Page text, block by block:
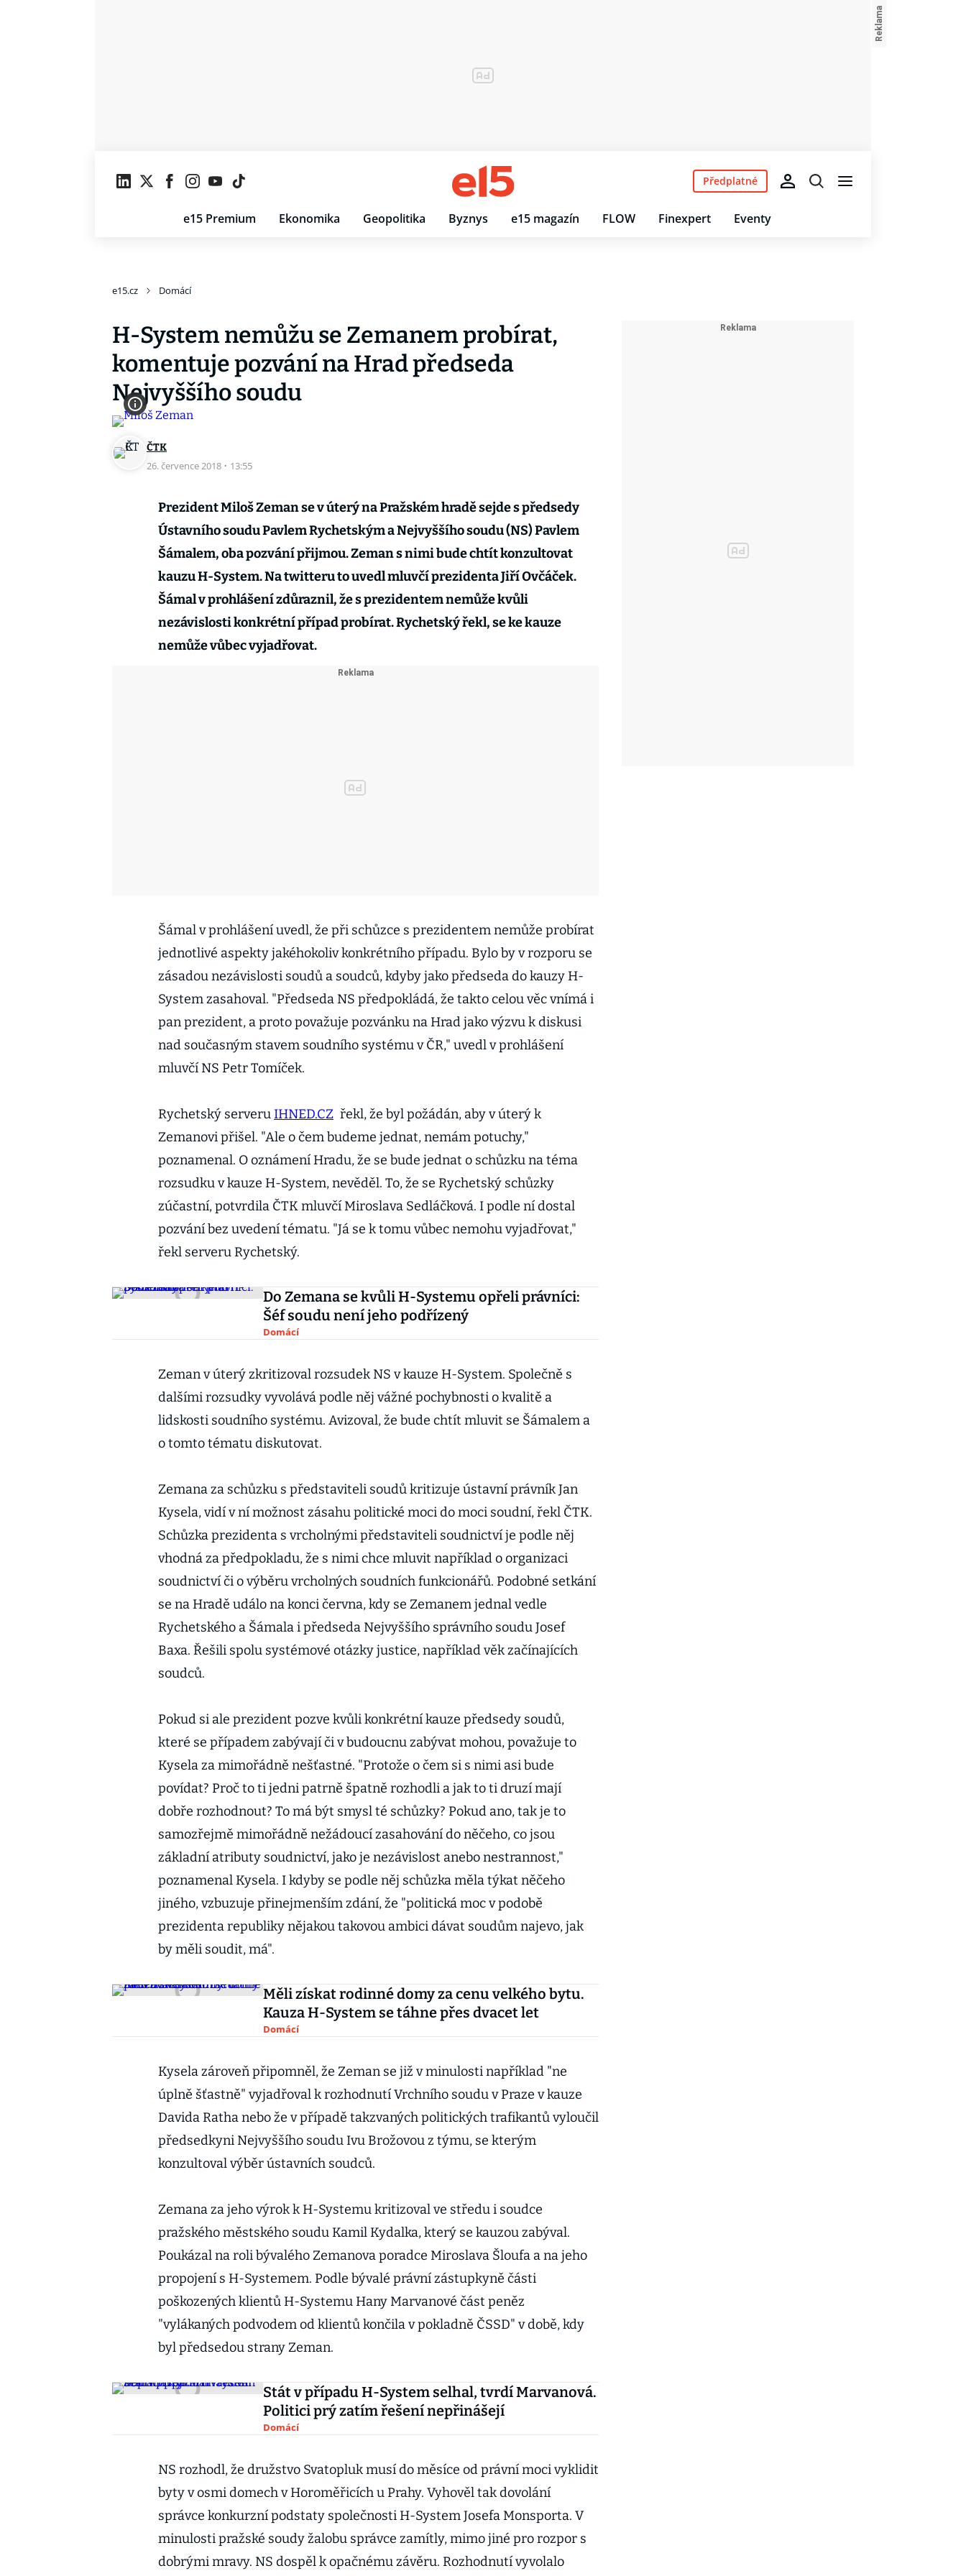
e15 Premium Ekonomika Geopolitika Byznys e15 magazín FLOW Finexpert Eventy
Předplatné
e15.cz Domácí
H-System nemůžu se Zemanem probírat,
komentuje pozvání na Hrad předseda
Nejvyššího soudu
ČTK
26. července 2018 · 13:55
Prezident Miloš Zeman se v úterý na Pražském hradě sejde s předsedy
Ústavního soudu Pavlem Rychetským a Nejvyššího soudu (NS) Pavlem
Šámalem, oba pozvání přijmou. Zeman s nimi bude chtít konzultovat
kauzu H-System. Na twitteru to uvedl mluvčí prezidenta Jiří Ovčáček.
Šámal v prohlášení zdůraznil, že s prezidentem nemůže kvůli
nezávislosti konkrétní případ probírat. Rychetský řekl, se ke kauze
nemůže vůbec vyjadřovat.
Šámal v prohlášení uvedl, že při schůzce s prezidentem nemůže probírat
jednotlivé aspekty jakéhokoliv konkrétního případu. Bylo by v rozporu se
zásadou nezávislosti soudů a soudců, kdyby jako předseda do kauzy H-
System zasahoval. "Předseda NS předpokládá, že takto celou věc vnímá i
pan prezident, a proto považuje pozvánku na Hrad jako výzvu k diskusi
nad současným stavem soudního systému v ČR," uvedl v prohlášení
mluvčí NS Petr Tomíček.
Rychetský serveruIHNED.CZ řekl, že byl požádán, aby v úterý k
Zemanovi přišel. "Ale o čem budeme jednat, nemám potuchy,"
poznamenal. O oznámení Hradu, že se bude jednat o schůzku na téma
rozsudku v kauze H-System, nevěděl. To, že se Rychetský schůzky
zúčastní, potvrdila ČTK mluvčí Miroslava Sedláčková. I podle ní dostal
pozvání bez uvedení tématu. "Já se k tomu vůbec nemohu vyjadřovat,"
řekl serveru Rychetský.
Do Zemana se kvůli H-Systemu opřeli právníci:
Šéf soudu není jeho podřízený
Domácí
Zeman v úterý zkritizoval rozsudek NS v kauze H-System. Společně s
dalšími rozsudky vyvolává podle něj vážné pochybnosti o kvalitě a
lidskosti soudního systému. Avizoval, že bude chtít mluvit se Šámalem a
o tomto tématu diskutovat.
Zemana za schůzku s představiteli soudů kritizuje ústavní právník Jan
Kysela, vidí v ní možnost zásahu politické moci do moci soudní, řekl ČTK.
Schůzka prezidenta s vrcholnými představiteli soudnictví je podle něj
vhodná za předpokladu, že s nimi chce mluvit například o organizaci
soudnictví či o výběru vrcholných soudních funkcionářů. Podobné setkání
se na Hradě událo na konci června, kdy se Zemanem jednal vedle
Rychetského a Šámala i předseda Nejvyššího správního soudu Josef
Baxa. Řešili spolu systémové otázky justice, například věk začínajících
soudců.
Pokud si ale prezident pozve kvůli konkrétní kauze předsedy soudů,
které se případem zabývají či v budoucnu zabývat mohou, považuje to
Kysela za mimořádně nešťastné. "Protože o čem si s nimi asi bude
povídat? Proč to ti jedni patrně špatně rozhodli a jak to ti druzí mají
dobře rozhodnout? To má být smysl té schůzky? Pokud ano, tak je to
samozřejmě mimořádně nežádoucí zasahování do něčeho, co jsou
základní atributy soudnictví, jako je nezávislost anebo nestrannost,"
poznamenal Kysela. I kdyby se podle něj schůzka měla týkat něčeho
jiného, vzbuzuje přinejmenším zdání, že "politická moc v podobě
prezidenta republiky nějakou takovou ambici dávat soudům najevo, jak
by měli soudit, má".
Měli získat rodinné domy za cenu velkého bytu.
Kauza H-System se táhne přes dvacet let
Domácí
Kysela zároveň připomněl, že Zeman se již v minulosti například "ne
úplně šťastně" vyjadřoval k rozhodnutí Vrchního soudu v Praze v kauze
Davida Ratha nebo že v případě takzvaných politických trafikantů vyloučil
předsedkyni Nejvyššího soudu Ivu Brožovou z týmu, se kterým
konzultoval výběr ústavních soudců.
Zemana za jeho výrok k H-Systemu kritizoval ve středu i soudce
pražského městského soudu Kamil Kydalka, který se kauzou zabýval.
Poukázal na roli bývalého Zemanova poradce Miroslava Šloufa a na jeho
propojení s H-Systemem. Podle bývalé právní zástupkyně části
poškozených klientů H-Systemu Hany Marvanové část peněz
"vylákaných podvodem od klientů končila v pokladně ČSSD" v době, kdy
byl předsedou strany Zeman.
Stát v případu H-System selhal, tvrdí Marvanová.
Politici prý zatím řešení nepřinášejí
Domácí
NS rozhodl, že družstvo Svatopluk musí do měsíce od právní moci vyklidit
byty v osmi domech v Horoměřicích u Prahy. Vyhověl tak dovolání
správce konkurzní podstaty společnosti H-System Josefa Monsporta. V
minulosti pražské soudy žalobu správce zamítly, mimo jiné pro rozpor s
dobrými mravy. NS dospěl k opačnému závěru. Rozhodnutí vyvolalo